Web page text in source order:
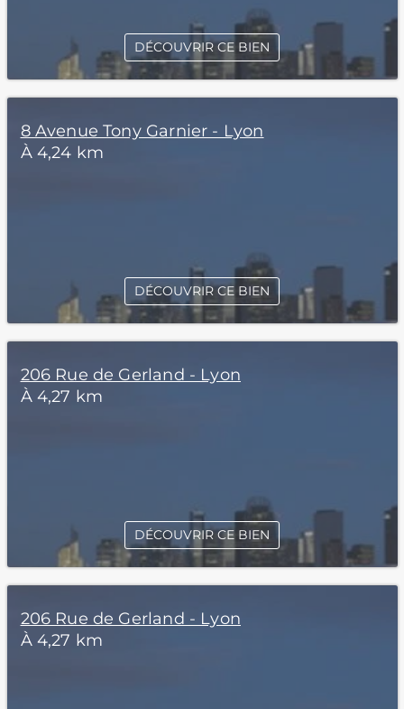
DÉCOUVRIR CE BIEN
8 Avenue Tony Garnier - Lyon
À 4,24 km
DÉCOUVRIR CE BIEN
206 Rue de Gerland - Lyon
À 4,27 km
DÉCOUVRIR CE BIEN
206 Rue de Gerland - Lyon
À 4,27 km